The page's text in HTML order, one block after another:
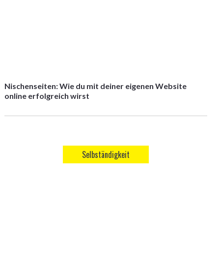
Nischenseiten: Wie du mit deiner eigenen Website
online erfolgreich wirst
Selbständigkeit